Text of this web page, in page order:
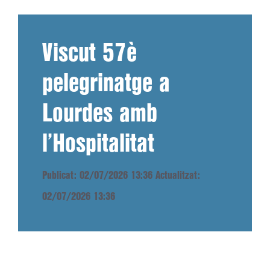
Viscut 57è
pelegrinatge a
Lourdes amb
l’Hospitalitat
Publicat: 02/07/2026 13:36 Actualitzat:
02/07/2026 13:36